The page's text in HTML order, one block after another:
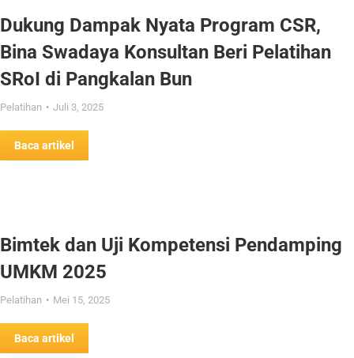
Dukung Dampak Nyata Program CSR,
Bina Swadaya Konsultan Beri Pelatihan
SRoI di Pangkalan Bun
Pelatihan Juli 3, 2025
Baca artikel
Bimtek dan Uji Kompetensi Pendamping
UMKM 2025
Pelatihan Mei 15, 2025
Baca artikel